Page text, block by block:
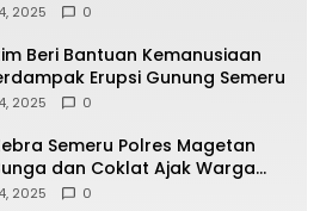
2025 0
Beri Bantuan Kemanusiaan
Erupsi Gunung Semeru
2025 0
Semeru Polres Magetan
dan Coklat Ajak Warga
2025 0